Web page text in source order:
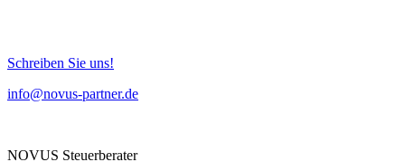
Schreiben Sie uns!
info@novus-partner.de
NOVUS Steuerberater